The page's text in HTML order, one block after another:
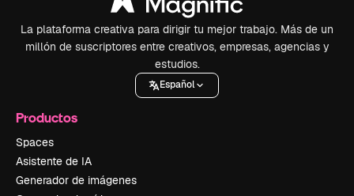
La plataforma creativa para dirigir tu mejor trabajo. Más de un
millón de suscriptores entre creativos, empresas, agencias y
estudios.
Español
Productos
Spaces
Asistente de IA
Generador de imágenes